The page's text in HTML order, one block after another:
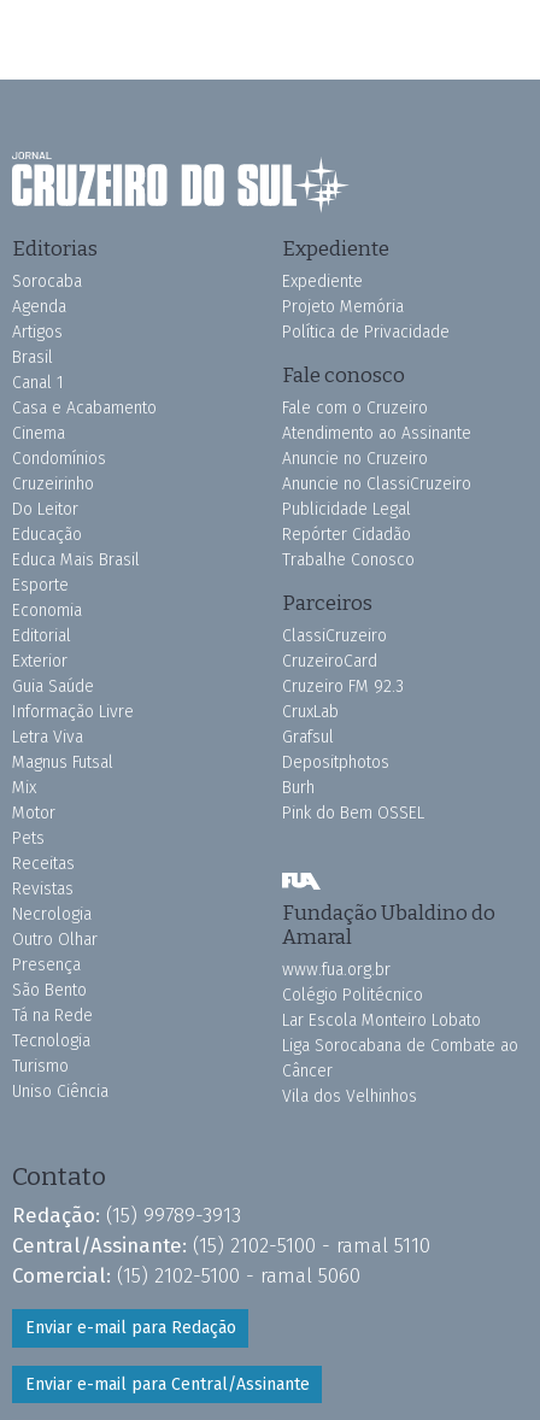
Editorias
Sorocaba
Agenda
Artigos
Brasil
Canal 1
Casa e Acabamento
Cinema
Condomínios
Cruzeirinho
Do Leitor
Educação
Educa Mais Brasil
Esporte
Economia
Editorial
Exterior
Guia Saúde
Informação Livre
Letra Viva
Magnus Futsal
Mix
Motor
Pets
Receitas
Revistas
Necrologia
Outro Olhar
Presença
São Bento
Tá na Rede
Tecnologia
Turismo
Uniso Ciência
Expediente
Expediente
Projeto Memória
Política de Privacidade
Fale conosco
Fale com o Cruzeiro
Atendimento ao Assinante
Anuncie no Cruzeiro
Anuncie no ClassiCruzeiro
Publicidade Legal
Repórter Cidadão
Trabalhe Conosco
Parceiros
ClassiCruzeiro
CruzeiroCard
Cruzeiro FM 92.3
CruxLab
Grafsul
Depositphotos
Burh
Pink do Bem OSSEL
Fundação Ubaldino do
Amaral
www.fua.org.br
Colégio Politécnico
Lar Escola Monteiro Lobato
Liga Sorocabana de Combate ao
Câncer
Vila dos Velhinhos
Contato
Redação: (15) 99789-3913
Central/Assinante: (15) 2102-5100 - ramal 5110
Comercial: (15) 2102-5100 - ramal 5060
Enviar e-mail para Redação
Enviar e-mail para Central/Assinante